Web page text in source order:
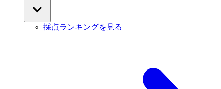
採点ランキングを見る